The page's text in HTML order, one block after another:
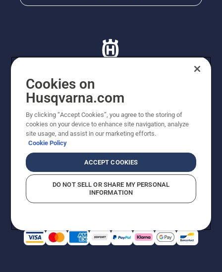
© Husqvarna AB (publ). Tutti i diritti riservati. I prezzi
Husqvarna Schweiz AG per i rivenditori specializzati
aderenti all’iniziativa, prezzi in CHF comprensivi di IVA
all’ 8,1% e TRA. Con riserva di modifica. Tutti i prezzi
indicati sono prezzi al dettaglio consigliati (IVA inclusa),
a meno che il prodotto non sia disponibile per l'acquisto
Informativa sui cookieTermini di utilizzo
Informativa sulla privacyRiferimentiCGVF Negozio online
Segnalazione di presunte violazioni
Cookies on
Husqvarna.com
By clicking “Accept Cookies”, you agree to the storing of
cookies on your device to enhance site navigation, analyze
site usage, and assist in our marketing efforts.
Cookie Policy
ACCEPT COOKIES
DO NOT SELL OR SHARE MY PERSONAL
INFORMATION